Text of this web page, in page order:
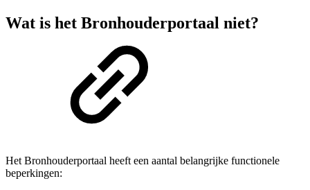
Wat is het Bronhouderportaal niet?
Het Bronhouderportaal heeft een aantal belangrijke functionele
beperkingen: